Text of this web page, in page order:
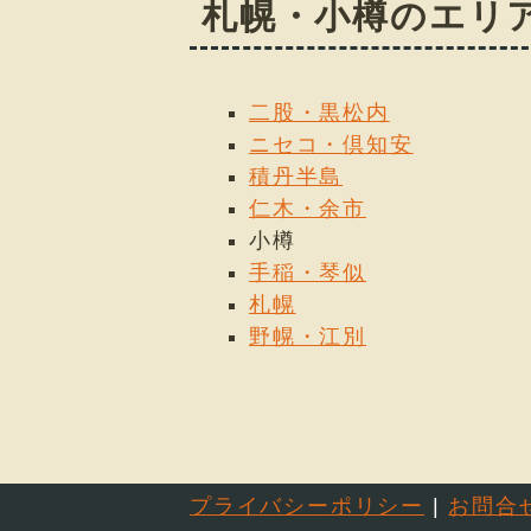
札幌・小樽のエリ
二股・黒松内
ニセコ・倶知安
積丹半島
仁木・余市
小樽
手稲・琴似
札幌
野幌・江別
プライバシーポリシー お問合